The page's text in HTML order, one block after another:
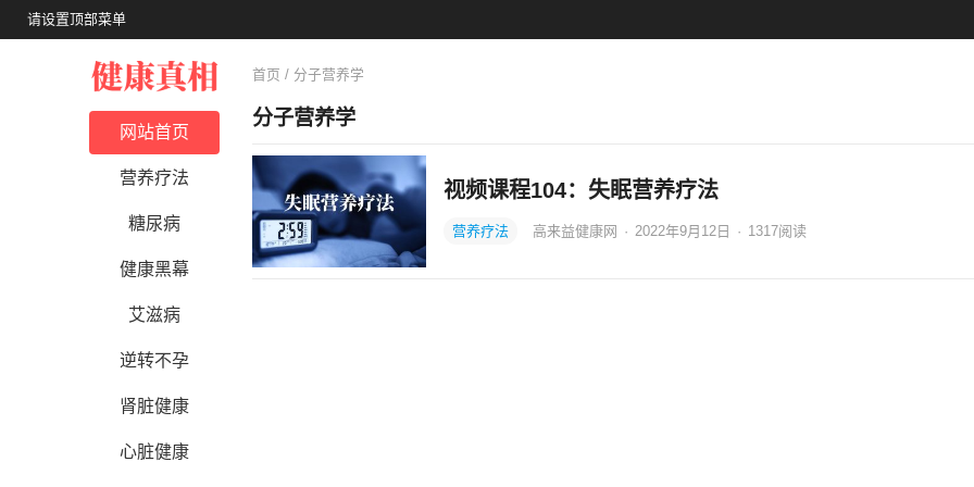
请设置顶部菜单
网站首页
营养疗法
糖尿病
健康黑幕
艾滋病
逆转不孕
肾脏健康
心脏健康
首页 / 分子营养学
分子营养学
视频课程104：失眠营养疗法
营养疗法 高来益健康网 · 2022年9月12日 · 1317阅读